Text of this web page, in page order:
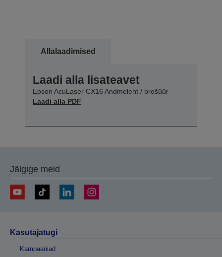
Allalaadimised
Laadi alla lisateavet
Epson AcuLaser CX16 Andmeleht / brošüür
Laadi alla PDF
Jälgige meid
Kasutajatugi
Kampaaniad